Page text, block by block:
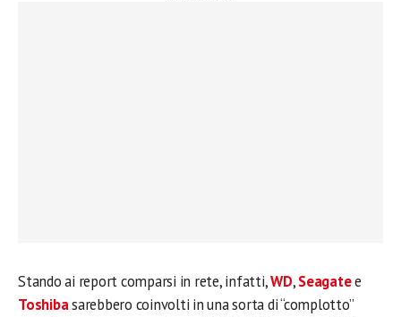
Stando ai report comparsi in rete, infatti,WD,Seagatee
Toshibasarebbero coinvolti in una sorta di “complotto”